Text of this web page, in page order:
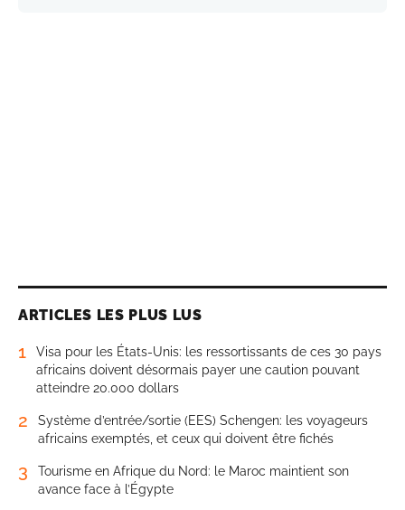
ARTICLES LES PLUS LUS
1
Visa pour les États-Unis: les ressortissants de ces 30 pays
africains doivent désormais payer une caution pouvant
atteindre 20.000 dollars
2
Système d’entrée/sortie (EES) Schengen: les voyageurs
africains exemptés, et ceux qui doivent être fichés
3
Tourisme en Afrique du Nord: le Maroc maintient son
avance face à l’Égypte